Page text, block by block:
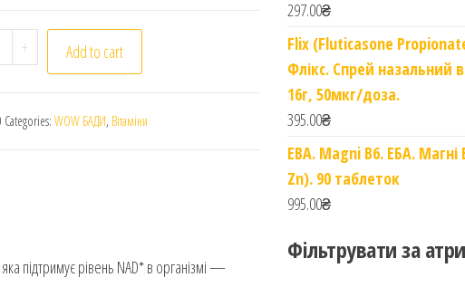
Nation. NAD plus precursor with liposomal NMN. NAD плюс
+ Add to cart
Categories: WOW БАДИ, Вітаміни
підтримує рівень NAD⁺ в організмі —
297.00₴
Flix (Fluticasone
Флікс. Спрей назальний
16г, 50мкг/доза.
395.00₴
EBA. Magni B6. ЕБА. Магні
Zn). 90 таблеток
995.00₴
Фільтрувати за